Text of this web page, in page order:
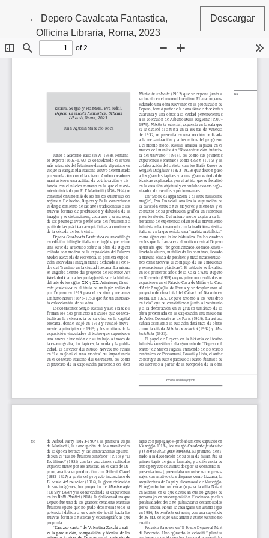
← Volver a los detalles del artículo
Depero Cavalcata Fantastica,
Officina Libraria, Roma, 2023
Descargar